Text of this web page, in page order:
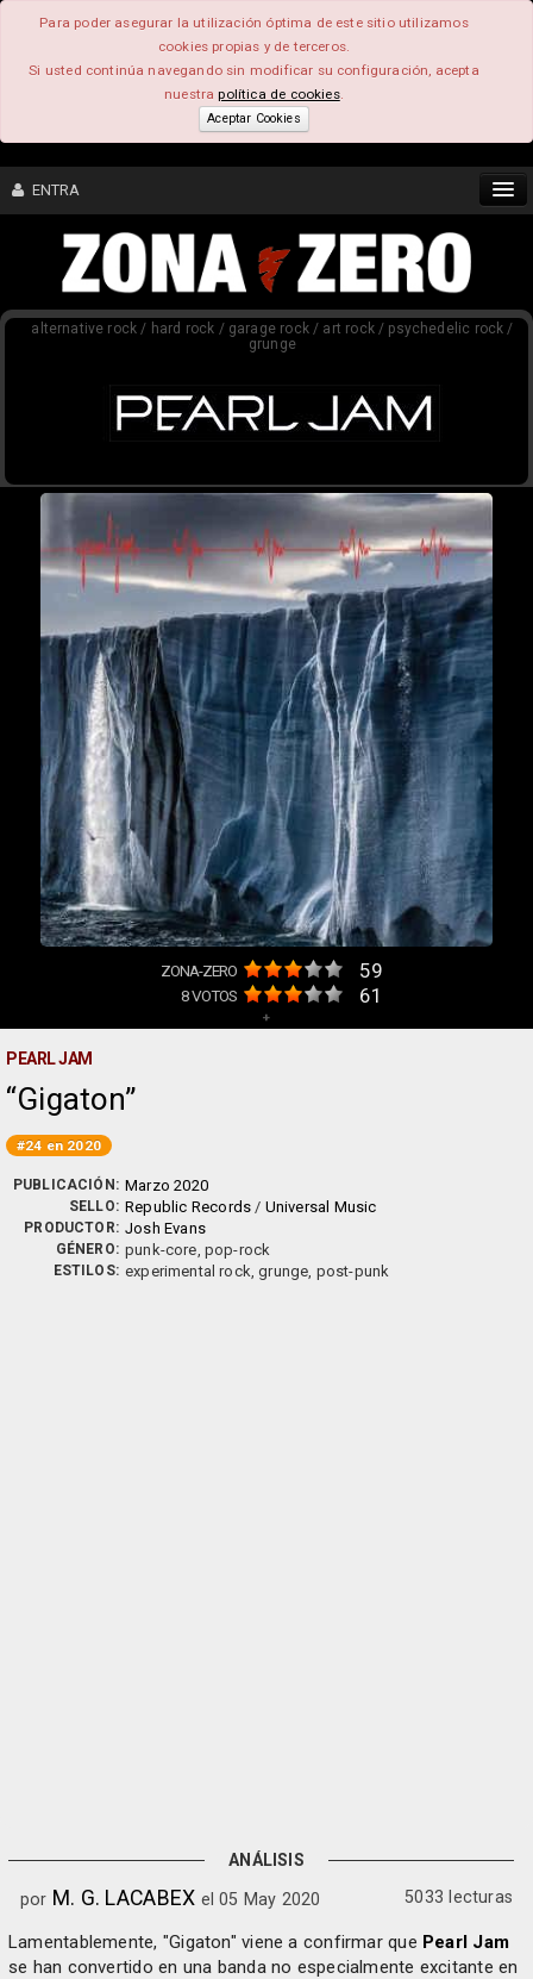
Para poder asegurar la utilización óptima de este sitio utilizamos
cookies propias y de terceros.
Si usted continúa navegando sin modificar su configuración, acepta
nuestrapolítica de cookies.
Aceptar Cookies
ENTRA
CONTENIDO
FEEEDBACK
alternative rock / hard rock / garage rock / art rock / psychedelic rock /
grunge
ZONA-ZERO 59
8VOTOS 61
+
PEARL JAM
Gigaton
#24 en 2020
PUBLICACIÓN: Marzo 2020
SELLO: Republic Records / Universal Music
PRODUCTOR: Josh Evans
GÉNERO: punk-core, pop-rock
ESTILOS: experimental rock, grunge, post-punk
ANÁLISIS
por M. G. LACABEX el 05 May 2020 5033 lecturas
Lamentablemente, "Gigaton" viene a confirmar que Pearl Jam
se han convertido en una banda no especialmente excitante en